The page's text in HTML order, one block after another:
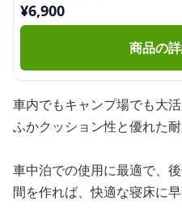
¥6,900
商品の
車内でもキャンプ場でも大
ふかクッション性と優れた
車中泊での使用に最適で、
間を作れば、快適な寝床に早